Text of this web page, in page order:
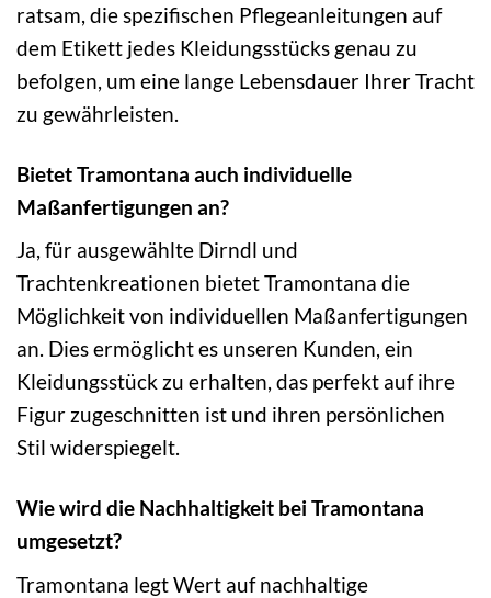
ratsam, die spezifischen Pflegeanleitungen auf
dem Etikett jedes Kleidungsstücks genau zu
befolgen, um eine lange Lebensdauer Ihrer Tracht
zu gewährleisten.
Bietet Tramontana auch individuelle
Maßanfertigungen an?
Ja, für ausgewählte Dirndl und
Trachtenkreationen bietet Tramontana die
Möglichkeit von individuellen Maßanfertigungen
an. Dies ermöglicht es unseren Kunden, ein
Kleidungsstück zu erhalten, das perfekt auf ihre
Figur zugeschnitten ist und ihren persönlichen
Stil widerspiegelt.
Wie wird die Nachhaltigkeit bei Tramontana
umgesetzt?
Tramontana legt Wert auf nachhaltige